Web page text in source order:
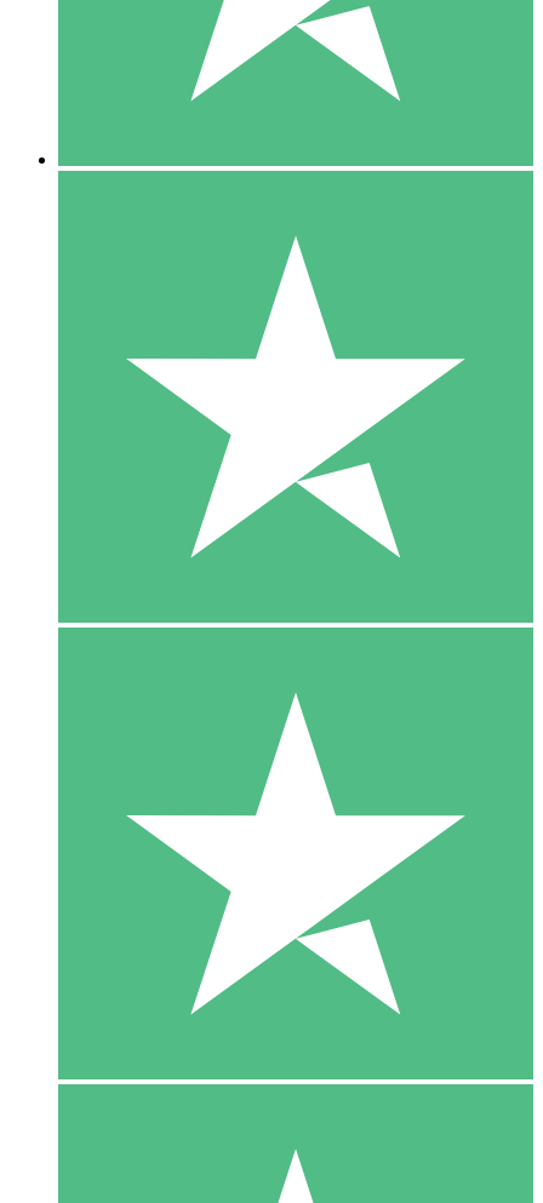
1000
10 Downloaden
20 00